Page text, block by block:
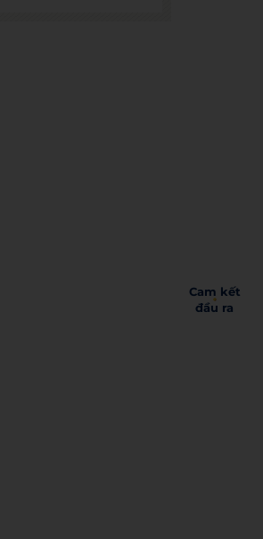
Cam kết
đầu ra